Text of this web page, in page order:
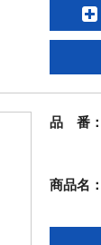
品 番：
商品名：